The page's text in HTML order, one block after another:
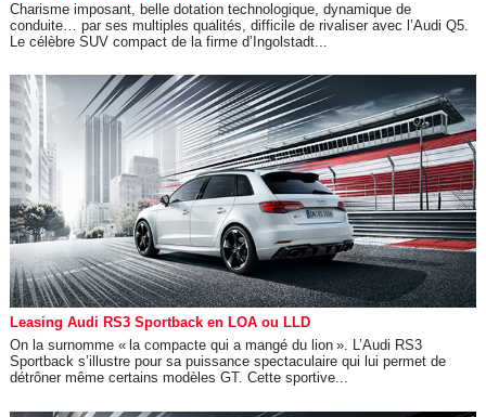
Charisme imposant, belle dotation technologique, dynamique de
conduite… par ses multiples qualités, difficile de rivaliser avec l’Audi Q5.
Le célèbre SUV compact de la firme d’Ingolstadt...
Leasing Audi RS3 Sportback en LOA ou LLD
On la surnomme « la compacte qui a mangé du lion ». L’Audi RS3
Sportback s’illustre pour sa puissance spectaculaire qui lui permet de
détrôner même certains modèles GT. Cette sportive...